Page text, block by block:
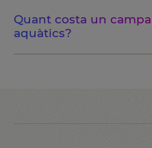
Quant costa un
aquàtics?